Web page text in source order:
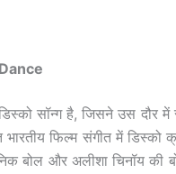
सॉन्ग है, जिसने उस दौर में
फिल्म संगीत में डिस्को
बोल और अलीशा चिनॉय की